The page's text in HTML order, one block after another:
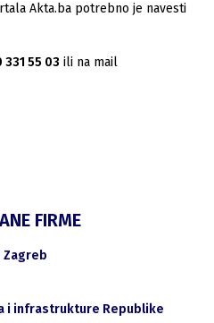
Akta.ba potrebno je navesti
331 55 03 ili na mail
FIRME
Zagreb
i infrastrukture Republike